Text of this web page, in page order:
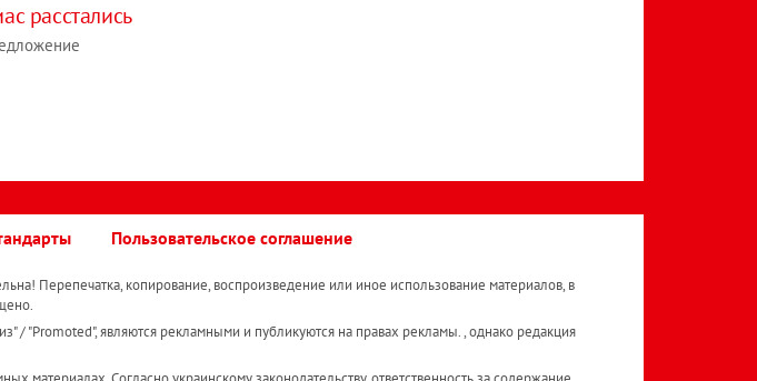
расстались
Пользовательское соглашение
Перепечатка, копирование, воспроизведение или иное использование материалов, в
/ "Promoted", являются рекламными и публикуются на правах рекламы. , однако редакция